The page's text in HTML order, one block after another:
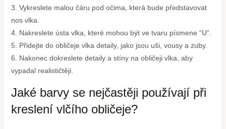
3. Vykreslete malou čáru pod očima, která bude představovat
nos vlka.
4. Nakreslete ústa vlka, které mohou být ve tvaru písmene “U”.
5. Přidejte do obličeje vlka detaily, jako jsou uši, vousy a zuby.
6. Nakonec dokreslete detaily a stíny na obličeji vlka, aby
vypadal realističtěji.
Jaké barvy se nejčastěji používají při
kreslení vlčího obličeje?